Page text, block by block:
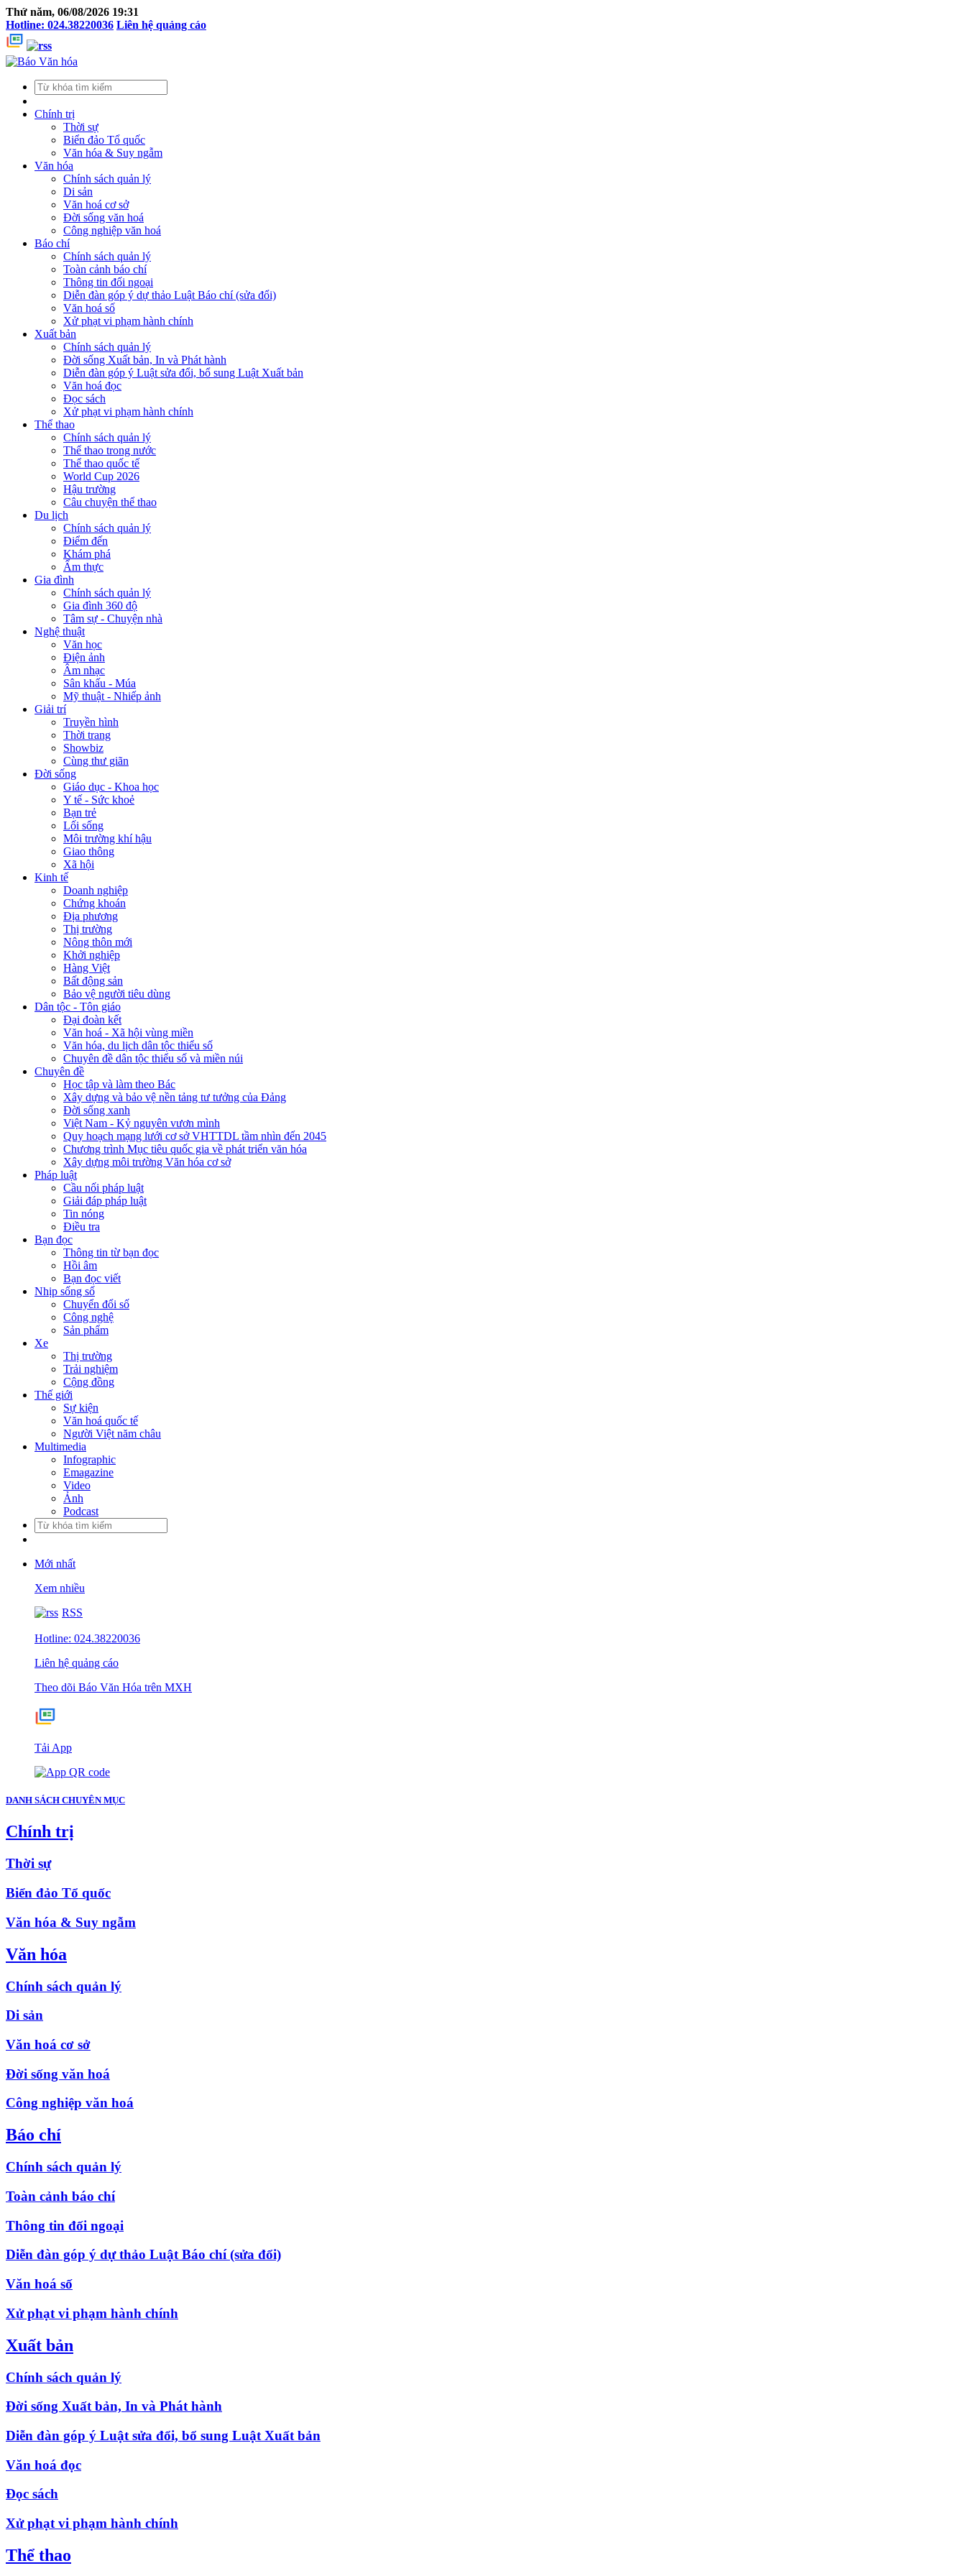
Thứ năm, 06/08/2026 19:31
Hotline: 024.38220036 Liên hệ quảng cáo
Chính trị
Thời sự
Biển đảo Tổ quốc
Văn hóa & Suy ngẫm
Văn hóa
Chính sách quản lý
Di sản
Văn hoá cơ sở
Đời sống văn hoá
Công nghiệp văn hoá
Báo chí
Chính sách quản lý
Toàn cảnh báo chí
Thông tin đối ngoại
Diễn đàn góp ý dự thảo Luật Báo chí (sửa đổi)
Văn hoá số
Xử phạt vi phạm hành chính
Xuất bản
Chính sách quản lý
Đời sống Xuất bản, In và Phát hành
Diễn đàn góp ý Luật sửa đổi, bổ sung Luật Xuất bản
Văn hoá đọc
Đọc sách
Xử phạt vi phạm hành chính
Thể thao
Chính sách quản lý
Thể thao trong nước
Thể thao quốc tế
World Cup 2026
Hậu trường
Câu chuyện thể thao
Du lịch
Chính sách quản lý
Điểm đến
Khám phá
Ẩm thực
Gia đình
Chính sách quản lý
Gia đình 360 độ
Tâm sự - Chuyện nhà
Nghệ thuật
Văn học
Điện ảnh
Âm nhạc
Sân khấu - Múa
Mỹ thuật - Nhiếp ảnh
Giải trí
Truyền hình
Thời trang
Showbiz
Cùng thư giãn
Đời sống
Giáo dục - Khoa học
Y tế - Sức khoẻ
Bạn trẻ
Lối sống
Môi trường khí hậu
Giao thông
Xã hội
Kinh tế
Doanh nghiệp
Chứng khoán
Địa phương
Thị trường
Nông thôn mới
Khởi nghiệp
Hàng Việt
Bất động sản
Bảo vệ người tiêu dùng
Dân tộc - Tôn giáo
Đại đoàn kết
Văn hoá - Xã hội vùng miền
Văn hóa, du lịch dân tộc thiểu số
Chuyên đề dân tộc thiểu số và miền núi
Chuyên đề
Học tập và làm theo Bác
Xây dựng và bảo vệ nền tảng tư tưởng của Đảng
Đời sống xanh
Việt Nam - Kỷ nguyên vươn mình
Quy hoạch mạng lưới cơ sở VHTTDL tầm nhìn đến 2045
Chương trình Mục tiêu quốc gia về phát triển văn hóa
Xây dựng môi trường Văn hóa cơ sở
Pháp luật
Cầu nối pháp luật
Giải đáp pháp luật
Tin nóng
Điều tra
Bạn đọc
Thông tin từ bạn đọc
Hồi âm
Bạn đọc viết
Nhịp sống số
Chuyển đổi số
Công nghệ
Sản phẩm
Xe
Thị trường
Trải nghiệm
Cộng đồng
Thế giới
Sự kiện
Văn hoá quốc tế
Người Việt năm châu
Multimedia
Infographic
Emagazine
Video
Ảnh
Podcast
Mới nhất
Xem nhiều
RSS
Hotline: 024.38220036
Liên hệ quảng cáo
Theo dõi Báo Văn Hóa trên MXH
Tải App
DANH SÁCH CHUYÊN MỤC
Chính trị
Thời sự
Biển đảo Tổ quốc
Văn hóa & Suy ngẫm
Văn hóa
Chính sách quản lý
Di sản
Văn hoá cơ sở
Đời sống văn hoá
Công nghiệp văn hoá
Báo chí
Chính sách quản lý
Toàn cảnh báo chí
Thông tin đối ngoại
Diễn đàn góp ý dự thảo Luật Báo chí (sửa đổi)
Văn hoá số
Xử phạt vi phạm hành chính
Xuất bản
Chính sách quản lý
Đời sống Xuất bản, In và Phát hành
Diễn đàn góp ý Luật sửa đổi, bổ sung Luật Xuất bản
Văn hoá đọc
Đọc sách
Xử phạt vi phạm hành chính
Thể thao